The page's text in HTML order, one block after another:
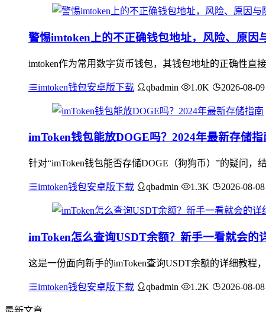
警惕imtoken上的不正确钱包地址，风险、原因
imtoken作为常用数字货币钱包，其钱包地址的正确性直
imtoken钱包安卓版下载 qbadmin 1.0K 2026-08-09
imToken钱包能放DOGE吗？2024年最新存储指
针对“imToken钱包能否存储DOGE（狗狗币）”的疑问
imtoken钱包安卓版下载 qbadmin 1.3K 2026-08-08
imToken怎么查询USDT余额？新手一看就会的
这是一份面向新手的imToken查询USDT余额的详细教程
imtoken钱包安卓版下载 qbadmin 1.2K 2026-08-08